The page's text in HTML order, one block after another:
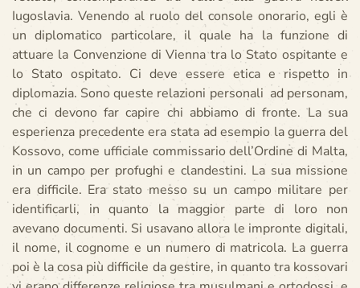
Iugoslavia. Venendo al ruolo del console onorario, egli è
un diplomatico particolare, il quale ha la funzione di
attuare la Convenzione di Vienna tra lo Stato ospitante e
lo Stato ospitato. Ci deve essere etica e rispetto in
diplomazia. Sono queste relazioni personali ad personam,
che ci devono far capire chi abbiamo di fronte. La sua
esperienza precedente era stata ad esempio la guerra del
Kossovo, come ufficiale commissario dell’Ordine di Malta,
in un campo per profughi e clandestini. La sua missione
era difficile. Era stato messo su un campo militare per
identificarli, in quanto la maggior parte di loro non
avevano documenti. Si usavano allora le impronte digitali,
il nome, il cognome e un numero di matricola. La guerra
poi è la cosa più difficile da gestire, in quanto tra kossovari